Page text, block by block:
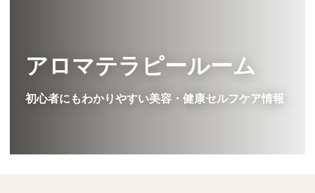
アロマテラピールーム
初心者にもわかりやすい美容・健康セルフケア情報